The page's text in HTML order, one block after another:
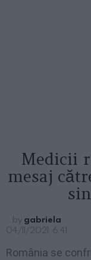
Medicii
mesaj
by gabriela
04/11/2021, 6:41
România se